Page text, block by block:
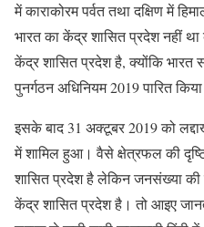
में काराकोरम पर्वत तथा दक्षिण में
भारत का केंद्र शासित प्रदेश नहीं था
केंद्र शासित प्रदेश है, क्योंकि भारत
पुनर्गठन अधिनियम 2019 पारित
इसके बाद 31 अक्टूबर 2019 को
में शामिल हुआ। वैसे क्षेत्रफल की
शासित प्रदेश है लेकिन जनसंख्या
केंद्र शासित प्रदेश है। तो आइए